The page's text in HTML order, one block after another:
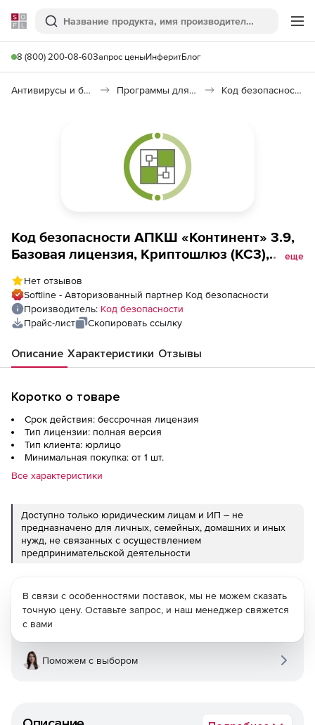
Softline
Поиск
8 (800) 200-08-60Запрос ценыИнферитБлог
Антивирусы и безопасность Программы для защиты информации Код безопасности: АПКШ «Континент»
Код безопасности АПКШ «Континент» 3.9,
Базовая лицензия, Криптошлюз (КС3),
еще
Нет отзывов
Softline - Авторизованный партнер Код безопасности
Производитель: Код безопасности
Прайс-лист
Скопировать ссылку
Описание Характеристики Отзывы
Коротко о товаре
Срок действия: бессрочная лицензия
Тип лицензии: полная версия
Тип клиента: юрлицо
Минимальная покупка: от 1 шт.
Все характеристики
Доступно только юридическим лицам и ИП – не
предназначено для личных, семейных, домашних и иных
нужд, не связанных с осуществлением
предпринимательской деятельности
В связи с особенностями поставок, мы не можем сказать
точную цену. Оставьте запрос, и наш менеджер свяжется
с вами
Поможем с выбором